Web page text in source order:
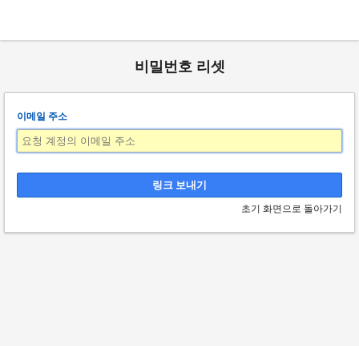
비밀번호 리셋
이메일 주소
초기 화면으로 돌아가기